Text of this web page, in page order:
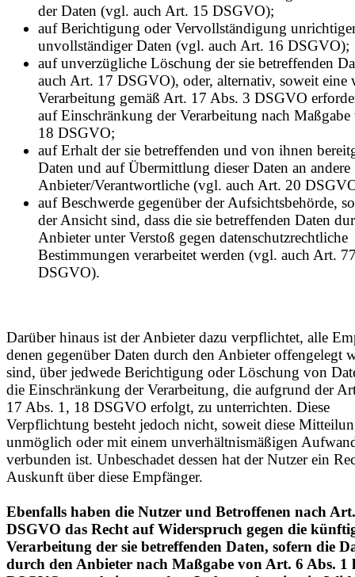
der Daten (vgl. auch Art. 15 DSGVO);
auf Berichtigung oder Vervollständigung
unvollständiger Daten (vgl. auch Art. 16 DSGVO);
auf unverzügliche Löschung der sie betreffenden
auch Art. 17 DSGVO), oder, alternativ, soweit eine
Verarbeitung gemäß Art. 17 Abs. 3 DSGVO
auf Einschränkung der Verarbeitung nach
18 DSGVO;
auf Erhalt der sie betreffenden und von ihnen
Daten und auf Übermittlung dieser Daten an andere
Anbieter/Verantwortliche (vgl. auch Art. 20
auf Beschwerde gegenüber der Aufsichtsbehörde,
der Ansicht sind, dass die sie betreffenden Daten
Anbieter unter Verstoß gegen datenschutzrechtliche
Bestimmungen verarbeitet werden (vgl. auch Art.
DSGVO).
Darüber hinaus ist der Anbieter dazu verpflichtet, alle
denen gegenüber Daten durch den Anbieter offengelegt
sind, über jedwede Berichtigung oder Löschung von
die Einschränkung der Verarbeitung, die aufgrund der
17 Abs. 1, 18 DSGVO erfolgt, zu unterrichten. Diese
Verpflichtung besteht jedoch nicht, soweit diese
unmöglich oder mit einem unverhältnismäßigen
verbunden ist. Unbeschadet dessen hat der Nutzer ein
Auskunft über diese Empfänger.
Ebenfalls haben die Nutzer und Betroffenen nach
DSGVO das Recht auf Widerspruch gegen die
Verarbeitung der sie betreffenden Daten, sofern die
durch den Anbieter nach Maßgabe von Art. 6 Abs. 1